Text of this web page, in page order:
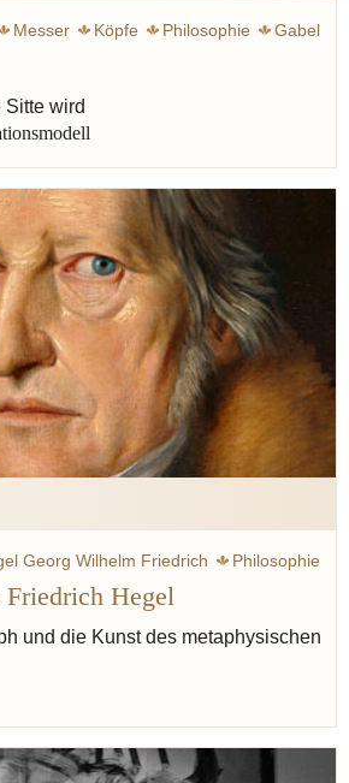
Messer Köpfe Philosophie
Gabel
wird
Georg Wilhelm Friedrich
Philosophie
Sinne Welt
Rumohr carl friedrich von
Logik Genuss
Kant Immanuel
Hegel
und die Kunst des metaphysischen